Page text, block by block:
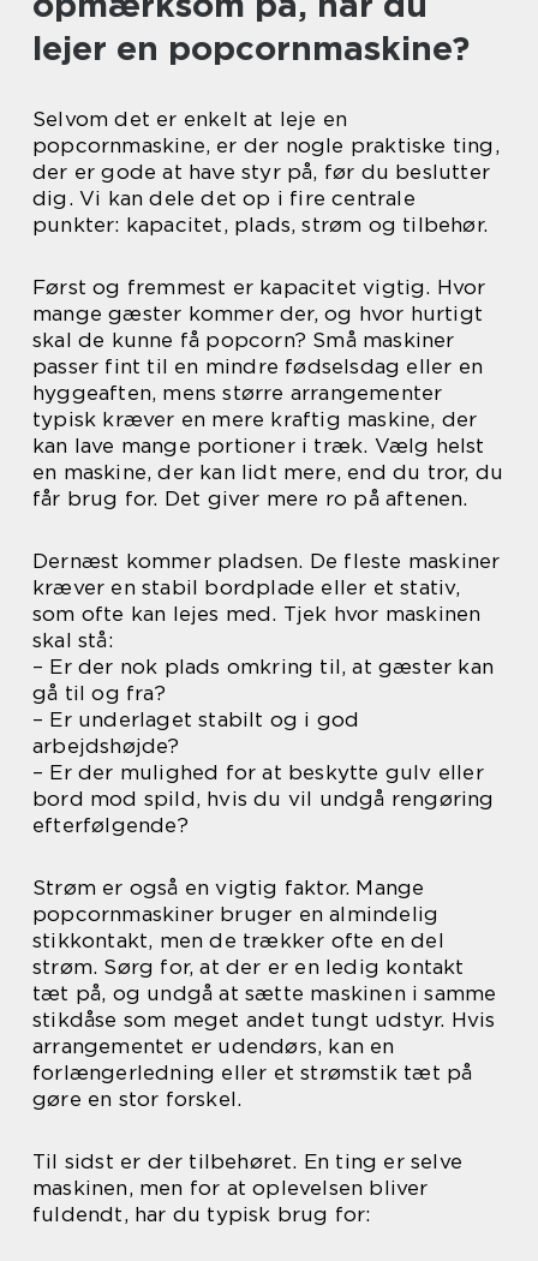
lejer en popcornmaskine?
Selvom det er enkelt at leje en
popcornmaskine, er der nogle praktiske ting,
der er gode at have styr på, før du beslutter
dig. Vi kan dele det op i fire centrale
punkter: kapacitet, plads, strøm og tilbehør.
Først og fremmest er kapacitet vigtig. Hvor
mange gæster kommer der, og hvor hurtigt
skal de kunne få popcorn? Små maskiner
passer fint til en mindre fødselsdag eller en
hyggeaften, mens større arrangementer
typisk kræver en mere kraftig maskine, der
kan lave mange portioner i træk. Vælg helst
en maskine, der kan lidt mere, end du tror, du
får brug for. Det giver mere ro på aftenen.
Dernæst kommer pladsen. De fleste maskiner
kræver en stabil bordplade eller et stativ,
som ofte kan lejes med. Tjek hvor maskinen
skal stå:
– Er der nok plads omkring til, at gæster kan
gå til og fra?
– Er underlaget stabilt og i god
arbejdshøjde?
– Er der mulighed for at beskytte gulv eller
bord mod spild, hvis du vil undgå rengøring
efterfølgende?
Strøm er også en vigtig faktor. Mange
popcornmaskiner bruger en almindelig
stikkontakt, men de trækker ofte en del
strøm. Sørg for, at der er en ledig kontakt
tæt på, og undgå at sætte maskinen i samme
stikdåse som meget andet tungt udstyr. Hvis
arrangementet er udendørs, kan en
forlængerledning eller et strømstik tæt på
gøre en stor forskel.
Til sidst er der tilbehøret. En ting er selve
maskinen, men for at oplevelsen bliver
fuldendt, har du typisk brug for: